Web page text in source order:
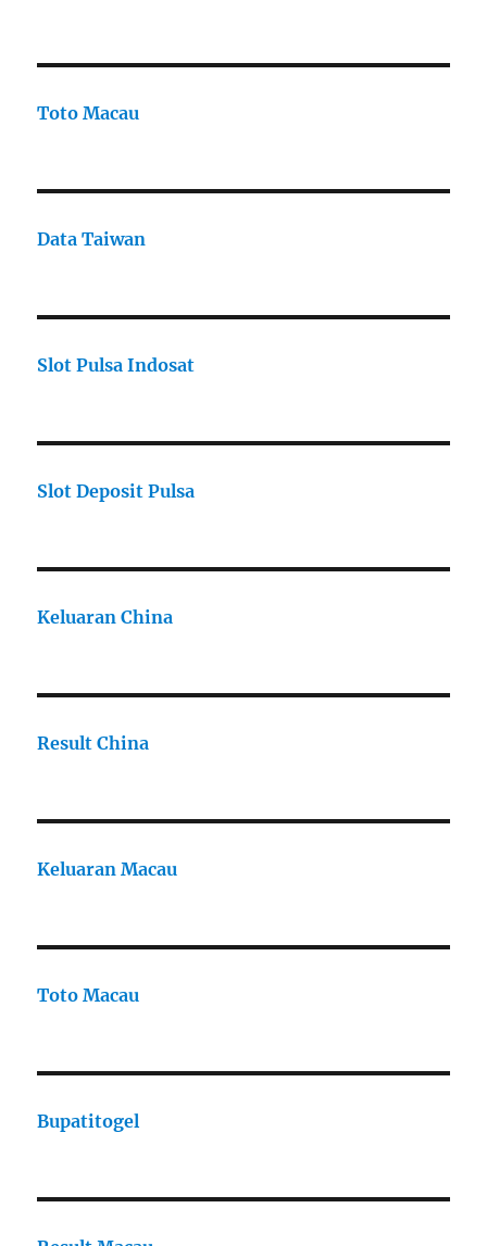
Toto Macau
Data Taiwan
Slot Pulsa Indosat
Slot Deposit Pulsa
Keluaran China
Result China
Keluaran Macau
Toto Macau
Bupatitogel